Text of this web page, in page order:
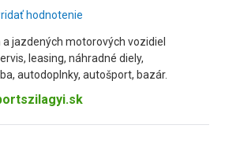
hodnotenie
a jazdených motorových vozidiel
leasing, náhradné diely,
autodoplnky, autošport, bazár.